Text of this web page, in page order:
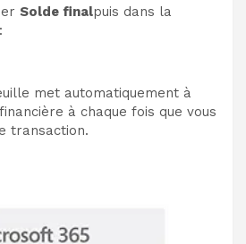
Solde finalpuis dans la
met automatiquement à
à chaque fois que vous
transaction.